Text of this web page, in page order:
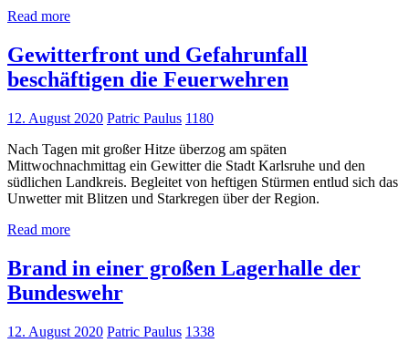
Read more
Gewitterfront und Gefahrunfall
beschäftigen die Feuerwehren
12. August 2020 Patric Paulus 1180
Nach Tagen mit großer Hitze überzog am späten
Mittwochnachmittag ein Gewitter die Stadt Karlsruhe und den
südlichen Landkreis. Begleitet von heftigen Stürmen entlud sich das
Unwetter mit Blitzen und Starkregen über der Region.
Read more
Brand in einer großen Lagerhalle der
Bundeswehr
12. August 2020 Patric Paulus 1338